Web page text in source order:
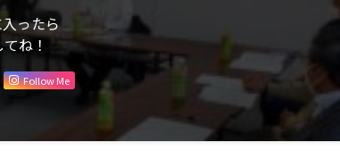
ったら
ね！
Follow Me